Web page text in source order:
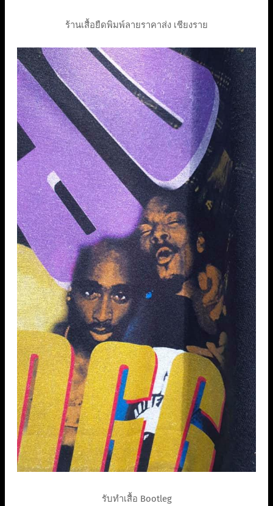
ร้านเสื้อยืดพิมพ์ลายราคาส่ง เชียงราย
รับทำเสื้อ Bootleg